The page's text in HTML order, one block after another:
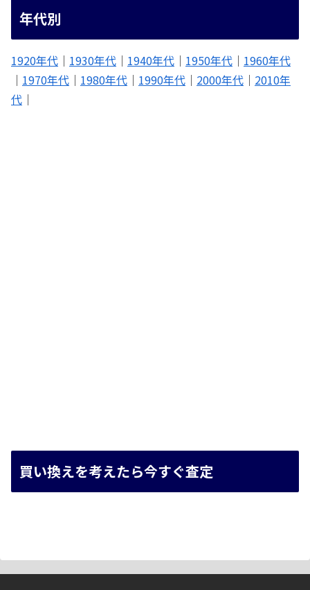
年代別
1920年代 ｜ 1930年代 ｜ 1940年代 ｜ 1950年代 ｜ 1960年代
｜ 1970年代 ｜ 1980年代 ｜ 1990年代 ｜ 2000年代 ｜ 2010年
代 ｜
買い換えを考えたら今すぐ査定